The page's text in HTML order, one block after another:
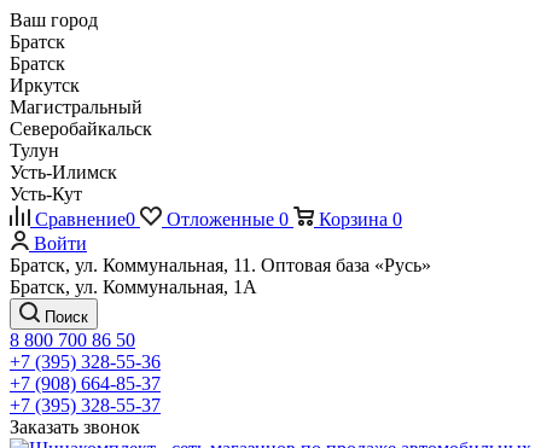
Ваш город
Братск
Братск
Иркутск
Магистральный
Северобайкальск
Тулун
Усть-Илимск
Усть-Кут
Сравнение0 Отложенные 0 Корзина 0
Войти
Братск, ул. Коммунальная, 11. Оптовая база «Русь»
Братск, ул. Коммунальная, 1А
Поиск
8 800 700 86 50
+7 (395) 328-55-36
+7 (908) 664-85-37
+7 (395) 328-55-37
Заказать звонок